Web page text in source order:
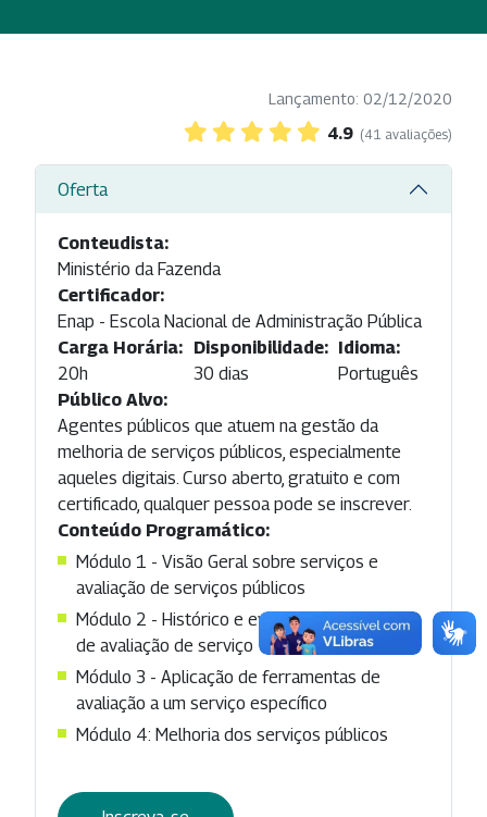
Lançamento: 02/12/2020
4.9 (41 avaliações)
Oferta
Conteudista:
Ministério da Fazenda
Certificador:
Enap - Escola Nacional de Administração Pública
Carga Horária:
20h
Disponibilidade:
30 dias
Idioma:
Português
Público Alvo:
Agentes públicos que atuem na gestão da
melhoria de serviços públicos, especialmente
aqueles digitais. Curso aberto, gratuito e com
certificado, qualquer pessoa pode se inscrever.
Conteúdo Programático:
Módulo 1 - Visão Geral sobre serviços e
avaliação de serviços públicos
Módulo 2 - Histórico e evolução dos modelos
de avaliação de serviço
Módulo 3 - Aplicação de ferramentas de
avaliação a um serviço específico
Módulo 4: Melhoria dos serviços públicos